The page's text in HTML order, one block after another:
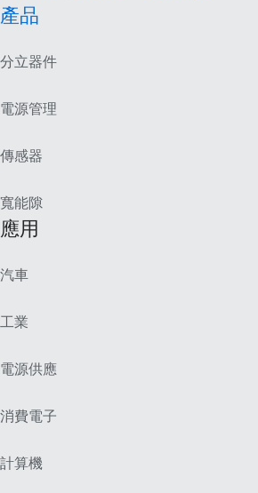
產品
分立器件
電源管理
傳感器
寬能隙
應用
汽車
工業
電源供應
消費電子
計算機